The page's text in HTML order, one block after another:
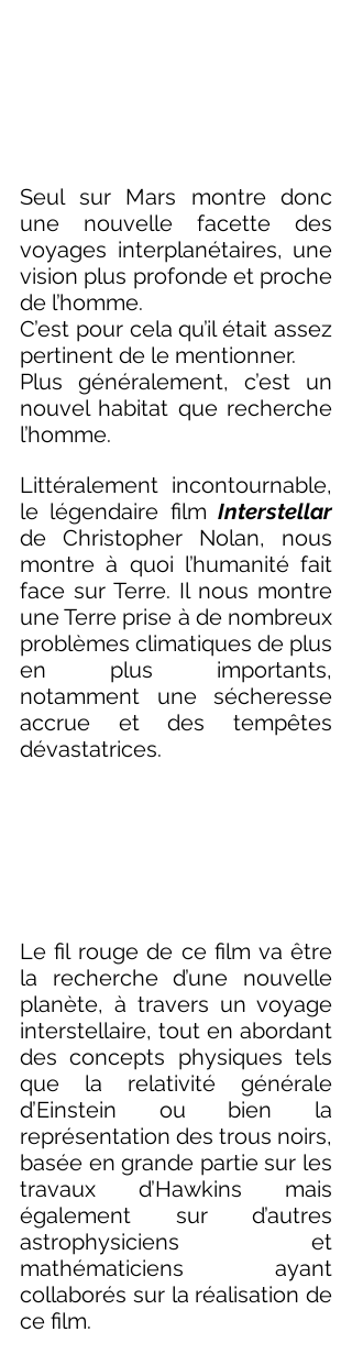
Seul sur Mars montre donc
une nouvelle facette des
voyages interplanétaires, une
vision plus profonde et proche
de l’homme.
C’est pour cela qu’il était assez
pertinent de le mentionner.
Plus généralement, c’est un
nouvel habitat que recherche
l’homme.
Littéralement incontournable,
le légendaire film Interstellar
de Christopher Nolan, nous
montre à quoi l’humanité fait
face sur Terre. Il nous montre
une Terre prise à de nombreux
problèmes climatiques de plus
en plus importants,
notamment une sécheresse
accrue et des tempêtes
dévastatrices.
Le fil rouge de ce film va être
la recherche d’une nouvelle
planète, à travers un voyage
interstellaire, tout en abordant
des concepts physiques tels
que la relativité générale
d’Einstein ou bien la
représentation des trous noirs,
basée en grande partie sur les
travaux d’Hawkins mais
également sur d’autres
astrophysiciens et
mathématiciens ayant
collaborés sur la réalisation de
ce film.